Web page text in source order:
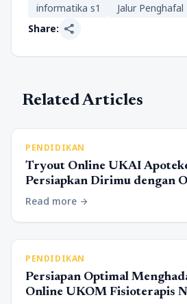
informatika s1
Jalur Penghafal
Share: share
Related Articles
PENDIDIKAN
Tryout Online UKAI
Persiapkan Dirimu dengan
Read more arrow_forward
PENDIDIKAN
Persiapan Optimal
Online UKOM Fisioterapis